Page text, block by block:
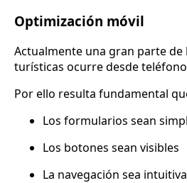
Optimización móvil
Actualmente una gran parte de
turísticas ocurre desde
Por ello resulta fundamental
Los formularios sean
Los botones sean visibles
La navegación sea intuitiva